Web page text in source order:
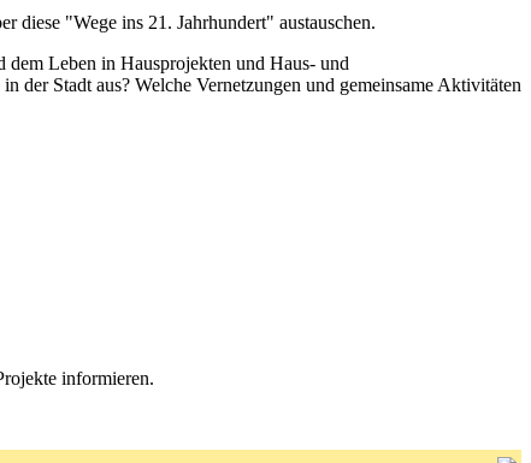
diese "Wege ins 21. Jahrhundert" austauschen.
Leben in Hausprojekten und Haus- und
der Stadt aus? Welche Vernetzungen und gemeinsame Aktivitäten
informieren.